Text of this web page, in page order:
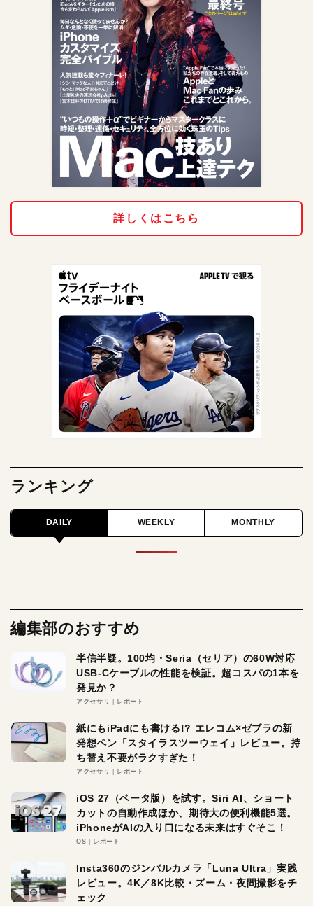
詳しくはこちら
ランキング
DAILY WEEKLY MONTHLY
編集部のおすすめ
半信半疑。100均・Seria（セリア）の60W対応
USB-Cケーブルの性能を検証。超コスパの1本を
発見か？
アクセサリ レポート
紙にもiPadにも書ける!? エレコム×ゼブラの新
発想ペン「スタイラスツーウェイ」レビュー。持
ち替え不要がラクすぎた！
アクセサリ レポート
iOS 27（ベータ版）を試す。Siri AI、ショート
カットの自動作成ほか、期待大の便利機能5選。
iPhoneがAIの入り口になる未来はすぐそこ！
OS レポート
Insta360のジンバルカメラ「Luna Ultra」実践
レビュー。4K／8K比較・ズーム・夜間撮影をチ
ェック